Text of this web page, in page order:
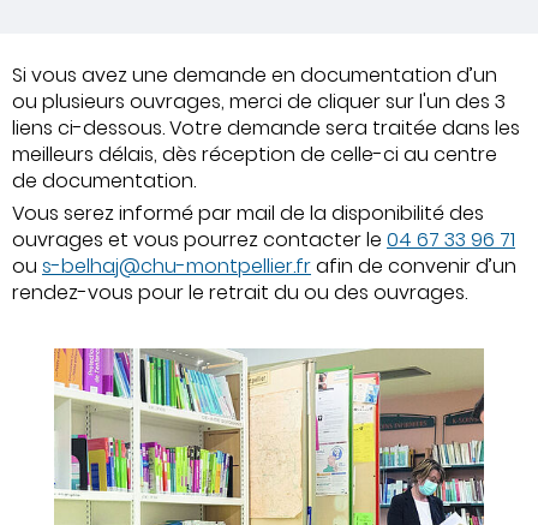
Si vous avez une demande en documentation d’un
ou plusieurs ouvrages, merci de cliquer sur l'un des 3
liens ci-dessous. Votre demande sera traitée dans les
meilleurs délais, dès réception de celle-ci au centre
de documentation.
Vous serez informé par mail de la disponibilité des
ouvrages et vous pourrez contacter le 04 67 33 96 71
ou s-belhaj@chu-montpellier.frafin de convenir d’un
rendez-vous pour le retrait du ou des ouvrages.